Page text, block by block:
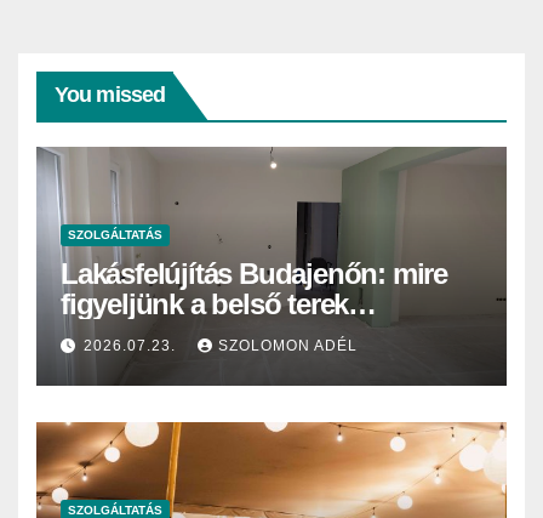
You missed
SZOLGÁLTATÁS
Lakásfelújítás Budajenőn: mire
figyeljünk a belső terek
festésekor?
2026.07.23. SZOLOMON ADÉL
SZOLGÁLTATÁS